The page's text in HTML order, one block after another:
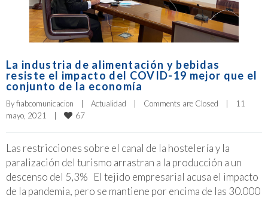
La industria de alimentación y bebidas
resiste el impacto del COVID-19 mejor que el
conjunto de la economía
By fiabcomunicacion Actualidad Comments are Closed
11
mayo, 2021
67
Las restricciones sobre el canal de la hostelería y la
paralización del turismo arrastran a la producción a un
descenso del 5,3% El tejido empresarial acusa el impacto
de la pandemia, pero se mantiene por encima de las 30.000